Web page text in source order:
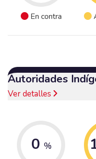
En contra
Autoridades
Ver detalles
0 %